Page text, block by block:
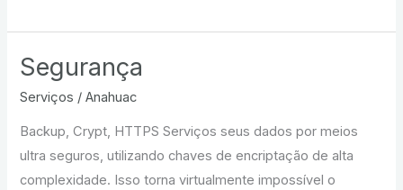
Segurança
Serviços /Anahuac
Backup, Crypt, HTTPS Serviços seus dados por meios
ultra seguros, utilizando chaves de encriptação de alta
complexidade. Isso torna virtualmente impossível o